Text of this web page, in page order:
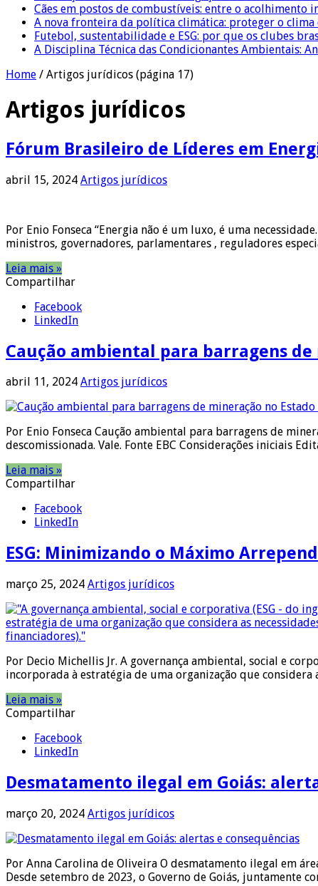
Cães em postos de combustíveis: entre o
A nova fronteira da política climática: proteger o clima
Futebol, sustentabilidade e ESG: por que os clubes
A Disciplina Técnica das Condicionantes Ambientais:
Home / Artigos jurídicos (página 17)
Artigos jurídicos
Fórum Brasileiro de Líderes em
abril 15, 2024 Artigos jurídicos
Por Enio Fonseca “Energia não é um luxo, é uma
ministros, governadores, parlamentares , reguladores
Leia mais »
Compartilhar
Facebook
LinkedIn
Caução ambiental para barragens
abril 11, 2024 Artigos jurídicos
Por Enio Fonseca Caução ambiental para barragens de
descomissionada. Vale. Fonte EBC Considerações iniciais
Leia mais »
Compartilhar
Facebook
LinkedIn
ESG: Minimizando o Máximo
março 25, 2024 Artigos jurídicos
Por Decio Michellis Jr. A governança ambiental, social e
incorporada à estratégia de uma organização que
Leia mais »
Compartilhar
Facebook
LinkedIn
Desmatamento ilegal em Goiás:
março 20, 2024 Artigos jurídicos
Por Anna Carolina de Oliveira O desmatamento ilegal em
Desde setembro de 2023, o Governo de Goiás, juntamente